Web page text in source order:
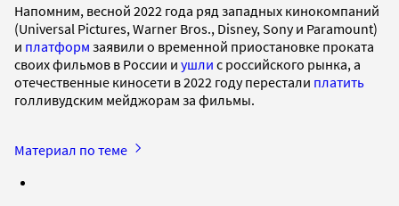
Напомним, весной 2022 года ряд западных кинокомпаний
(Universal Pictures, Warner Bros., Disney, Sony и Paramount)
и платформ заявили о временной приостановке проката
своих фильмов в России и ушли с российского рынка, а
отечественные киносети в 2022 году перестали платить
голливудским мейджорам за фильмы.
Материал по теме